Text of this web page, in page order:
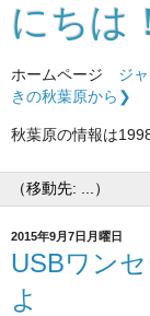
にち
ホームページ ジ
きの秋葉原から❯
秋葉原の情報は
2015年9月7日月曜日
USBワン
よ